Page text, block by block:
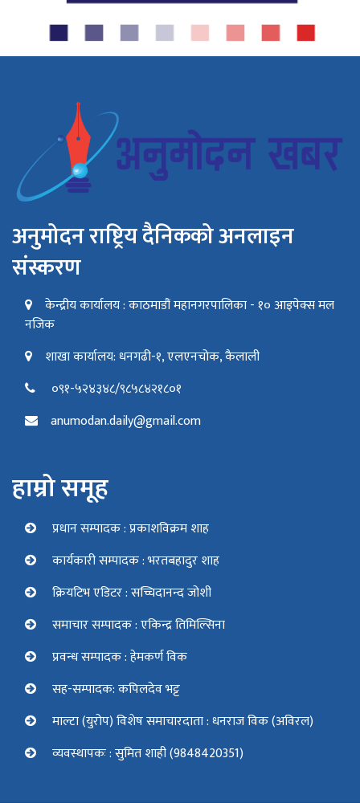
अनुमोदन राष्ट्रिय दैनिकको अनलाइन
संस्करण
केन्द्रीय कार्यालय : काठमाडौं महानगरपालिका - १० आइपेक्स मल
नजिक
शाखा कार्यालय: धनगढी-१, एलएनचोक, कैलाली
०९१-५२४३४८/९८५८४२१८०१
anumodan.daily@gmail.com
हाम्रो समूह
प्रधान सम्पादक : प्रकाशविक्रम शाह
कार्यकारी सम्पादक : भरतबहादुर शाह
क्रियटिभ एडिटर : सच्चिदानन्द जोशी
समाचार सम्पादक : एकिन्द्र तिमिल्सिना
प्रवन्ध सम्पादक : हेमकर्ण विक
सह-सम्पादक: कपिलदेव भट्ट
माल्टा (युरोप) विशेष समाचारदाता : धनराज विक (अविरल)
व्यवस्थापकः : सुमित शाही (9848420351)